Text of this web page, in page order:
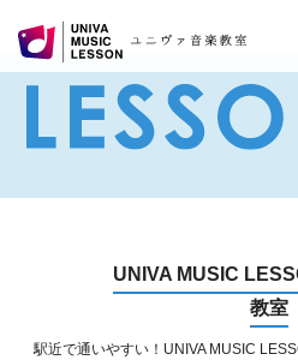
UNIVA MUSIC
教室
駅近で通いやすい！UNIVA MUSIC